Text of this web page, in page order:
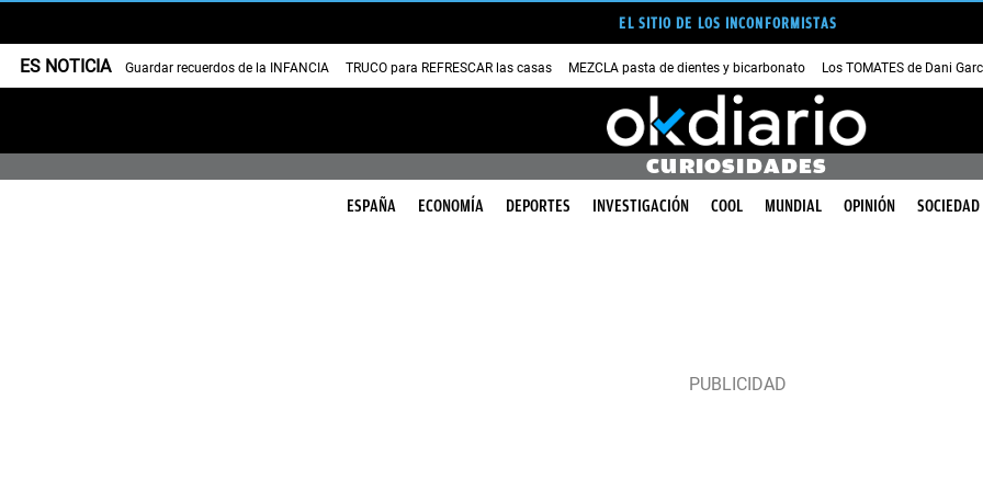
EL SITIO DE LOS INCONFORMISTAS
ES NOTICIA Guardar recuerdos de la INFANCIA TRUCO para REFRESCAR las casas MEZCLA pasta de dientes y bicarbonato Los TOMATES de Dani
CURIOSIDADES
ESPAÑA ECONOMÍA DEPORTES INVESTIGACIÓN COOL MUNDIAL OPINIÓN SOCIEDAD